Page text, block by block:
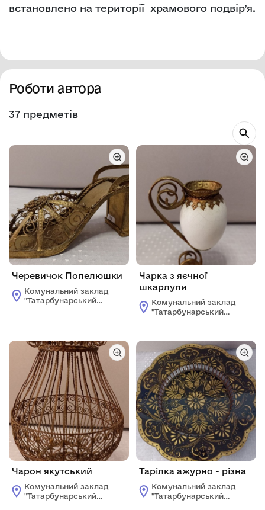
встановлено на території храмового подвір’я.
Роботи автора
37 предметів
Черевичок Попелюшки
Комунальний заклад
"Татарбунарський
Чарка з яєчної
шкарлупи
Комунальний заклад
"Татарбунарський
Татарбунарської
міської ради
Чарон якутський
Комунальний заклад
"Татарбунарський
Тарілка ажурно - різна
Комунальний заклад
"Татарбунарський